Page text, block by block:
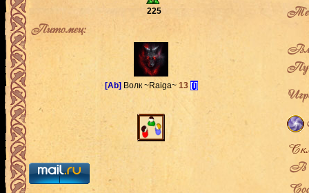
225
Питомец:
[Ab] Волк ~Raiga~ 13 [i]
В